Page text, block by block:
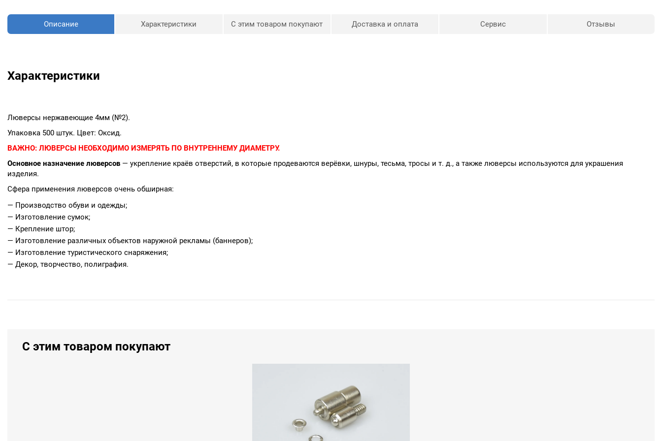
Описание Характеристики С этим товаром покупают Доставка и оплата Сервис Отзывы
Характеристики
Люверсы нержавеющие 4мм (№2).
Упаковка 500 штук. Цвет: Оксид.
ВАЖНО: ЛЮВЕРСЫ НЕОБХОДИМО ИЗМЕРЯТЬ ПО ВНУТРЕННЕМУ ДИАМЕТРУ.
Основное назначение люверсов — укрепление краёв отверстий, в которые продеваются верёвки, шнуры, тесьма, тросы и т. д., а также люверсы используются для украшения
изделия.
Сфера применения люверсов очень обширная:
— Производство обуви и одежды;
— Изготовление сумок;
— Крепление штор;
— Изготовление различных объектов наружной рекламы (баннеров);
— Изготовление туристического снаряжения;
— Декор, творчество, полиграфия.
С этим товаром покупают